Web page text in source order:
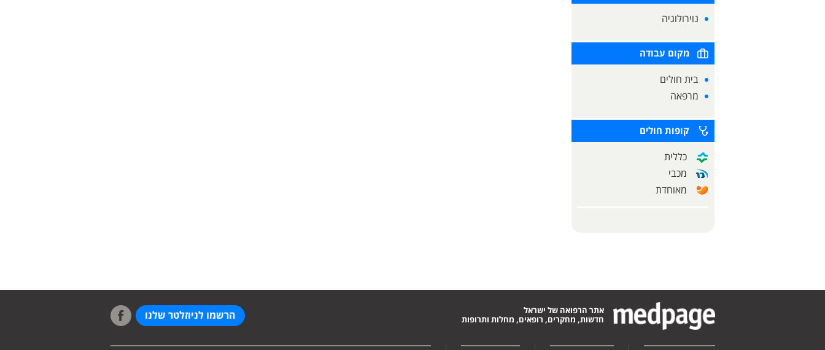
נוירולוגיה
מקום עבודה
בית חולים
מרפאה
קופות חולים
כללית
מכבי
מאוחדת
אתר הרפואה של ישראל
חדשות, מחקרים, רופאים, מחלות ותרופות
הרשמו לניוזלטר שלנו